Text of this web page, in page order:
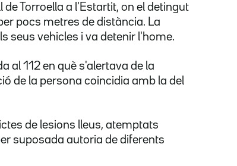
Torroella a l'Estartit, on el detingut
pocs metres de distància. La
seus vehicles i va detenir l'home.
al 112 en què s'alertava de la
de la persona coincidia amb la del
de lesions lleus, atemptats
suposada autoria de diferents